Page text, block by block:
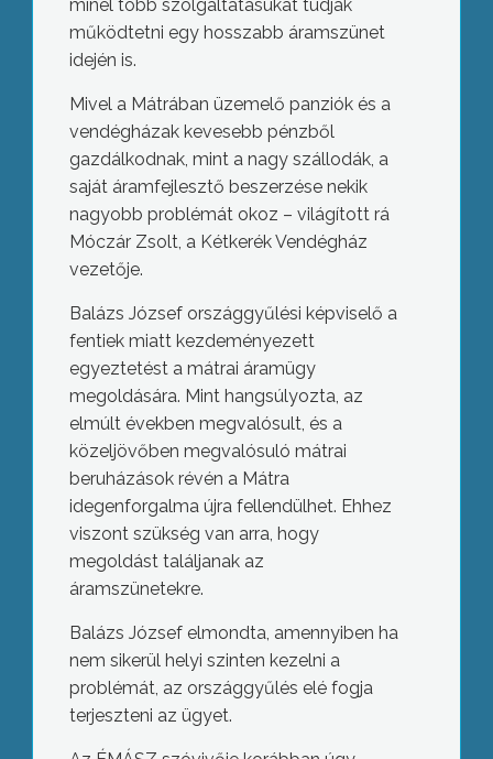
minél több szolgáltatásukat tudják
működtetni egy hosszabb áramszünet
idején is.
Mivel a Mátrában üzemelő panziók és a
vendégházak kevesebb pénzből
gazdálkodnak, mint a nagy szállodák, a
saját áramfejlesztő beszerzése nekik
nagyobb problémát okoz – világított rá
Móczár Zsolt, a Kétkerék Vendégház
vezetője.
Balázs József országgyűlési képviselő a
fentiek miatt kezdeményezett
egyeztetést a mátrai áramügy
megoldására. Mint hangsúlyozta, az
elmúlt években megvalósult, és a
közeljövőben megvalósuló mátrai
beruházások révén a Mátra
idegenforgalma újra fellendülhet. Ehhez
viszont szükség van arra, hogy
megoldást találjanak az
áramszünetekre.
Balázs József elmondta, amennyiben ha
nem sikerül helyi szinten kezelni a
problémát, az országgyűlés elé fogja
terjeszteni az ügyet.